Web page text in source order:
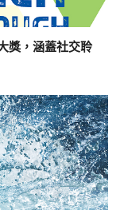
獎，涵蓋社交聆